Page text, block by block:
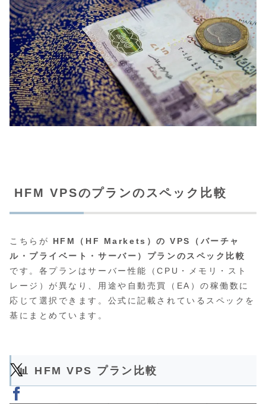
HFM VPSのプランのスペック比較
こちらが HFM（HF Markets）の VPS（バーチャ
ル・プライベート・サーバー）プランのスペック比較
です。各プランはサーバー性能（CPU・メモリ・スト
レージ）が異なり、用途や自動売買（EA）の稼働数に
応じて選択できます。公式に記載されているスペックを
基にまとめています。
📊 HFM VPS プラン比較